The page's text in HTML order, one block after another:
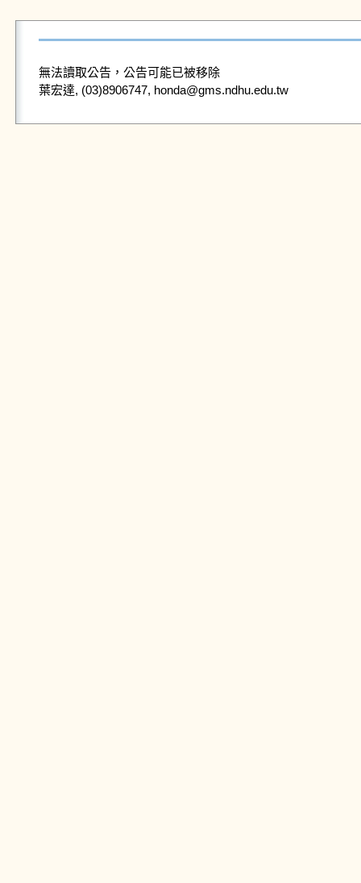
無法讀取公告，公告可能已被移除
葉宏達, (03)8906747, honda@gms.ndhu.edu.tw